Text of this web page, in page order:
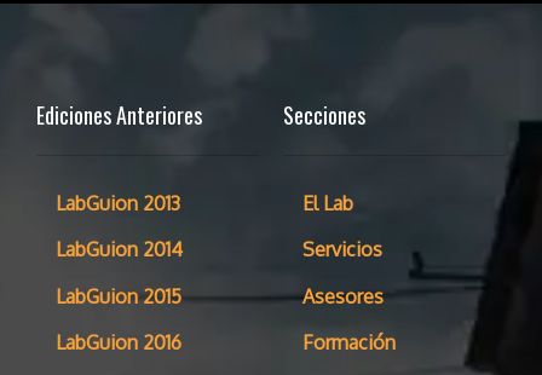
Ediciones Anteriores
LabGuion 2013
LabGuion 2014
LabGuion 2015
LabGuion 2016
Secciones
El Lab
Servicios
Asesores
Formación